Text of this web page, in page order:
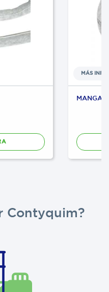
MÁS
MANGA
Contyquim?